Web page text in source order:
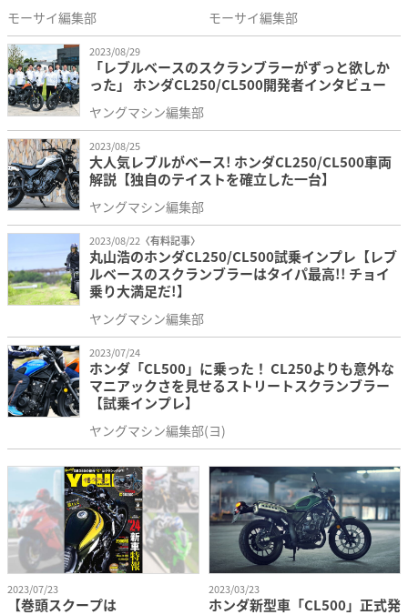
モーサイ編集部 モーサイ編集部
2023/08/29
「レブルベースのスクランブラーがずっと欲しか
った」 ホンダCL250/CL500開発者インタビュー
ヤングマシン編集部
2023/08/25
大人気レブルがベース! ホンダCL250/CL500車両
解説【独自のテイストを確立した一台】
ヤングマシン編集部
2023/08/22 〈有料記事〉
丸山浩のホンダCL250/CL500試乗インプレ【レブ
ルベースのスクランブラーはタイパ最高!! チョイ
乗り大満足だ!】
ヤングマシン編集部
2023/07/24
ホンダ「CL500」に乗った！ CL250よりも意外な
マニアックさを見せるストリートスクランブラー
【試乗インプレ】
ヤングマシン編集部(ヨ)
2023/07/23
【巻頭スクープは
2023/03/23
ホンダ新型車「CL500」正式発